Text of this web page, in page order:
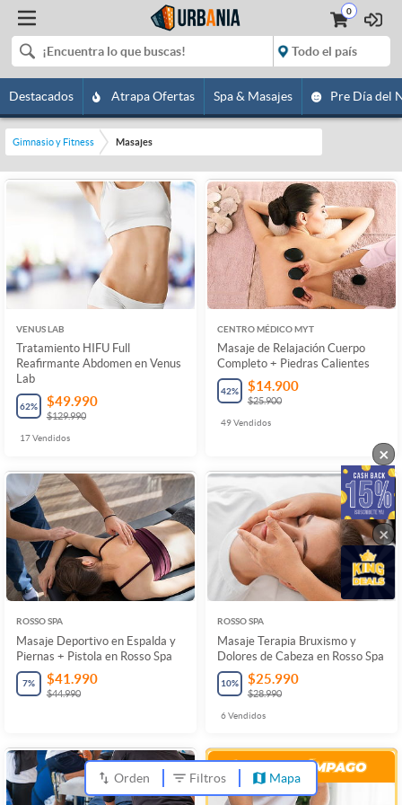
0
Destacados Atrapa Ofertas Spa & Masajes Pre Día del
Gimnasio y Fitness Masajes
VENUS LAB
Tratamiento HIFU Full
Reafirmante Abdomen en Venus
Lab
62% $49.990
$129.990
17Vendidos
CENTRO MÉDICO MYT
Masaje de Relajación Cuerpo
Completo + Piedras Calientes
42% $14.900
$25.900
49Vendidos
ROSSO SPA
Masaje Deportivo en Espalda y
Piernas + Pistola en Rosso Spa
7% $41.990
$44.990
ROSSO SPA
Masaje Terapia Bruxismo y
Dolores de Cabeza en Rosso Spa
10% $25.990
$28.990
6Vendidos
Orden Filtros Mapa
×
×